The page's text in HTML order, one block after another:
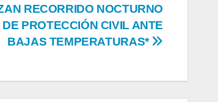
RECORRIDO NOCTURNO
PROTECCIÓN CIVIL ANTE
BAJAS TEMPERATURAS*